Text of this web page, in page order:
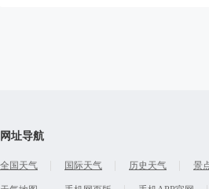
网址导航
全国天气 国际天气 历史天气 景